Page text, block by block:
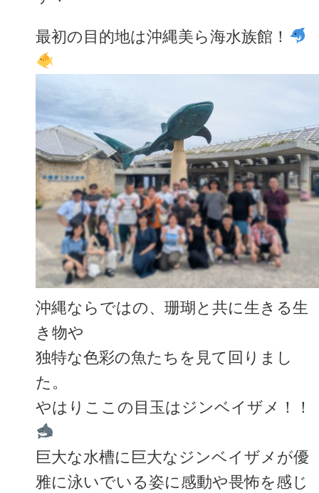
最初の目的地は沖縄美ら海水族館！
沖縄ならではの、珊瑚と共に生きる生
き物や
独特な色彩の魚たちを見て回りまし
た。
やはりここの目玉はジンベイザメ！！
巨大な水槽に巨大なジンベイザメが優
雅に泳いでいる姿に感動や畏怖を感じ